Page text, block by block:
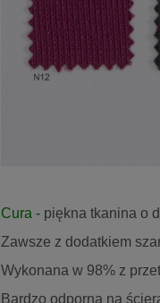
Cura - piękna tkanina o
Zawsze z dodatkiem
Wykonana w 98% z
Bardzo odporna na